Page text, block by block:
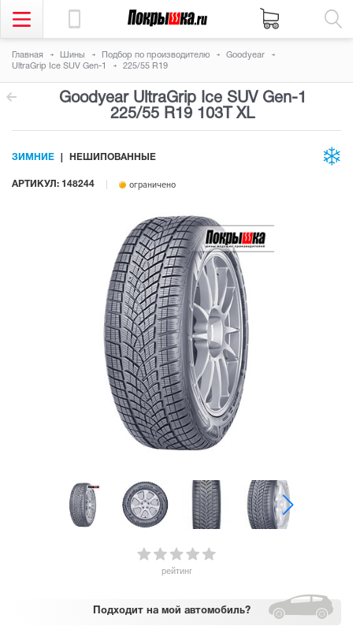
Главная Шины Подбор по производителю
Goodyear
UltraGrip Ice SUV Gen-1
225/55 R19
Goodyear UltraGrip Ice SUV Gen-1
225/55 R19 103T
XL
рейтинг
АРТИКУЛ: 148244 ограничено
ЗИМНИЕ НЕШИПОВАННЫЕ
Подходит на мой автомобиль?